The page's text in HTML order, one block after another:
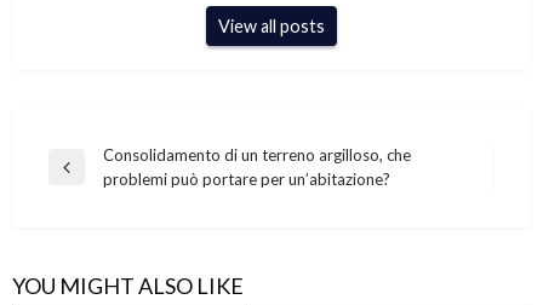
View all posts
Navigazione
articoli
Previous
Consolidamento di un terreno argilloso, che
problemi può portare per un’abitazione?
YOU MIGHT ALSO LIKE